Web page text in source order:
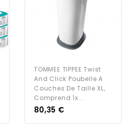
TOMMEE TIPPEE Twist
And Click Poubelle A
Couches De Taille XL,
Comprend 1x...
Prix
80,35 €